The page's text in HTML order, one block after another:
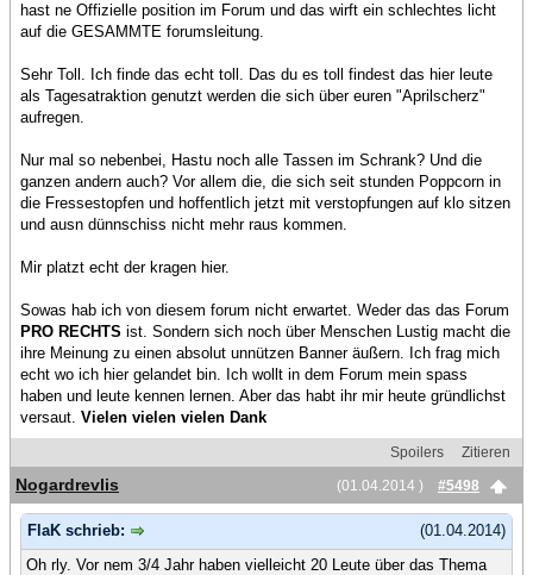
hast ne Offizielle position im Forum und das wirft ein schlechtes licht
auf die GESAMMTE forumsleitung.
Sehr Toll. Ich finde das echt toll. Das du es toll findest das hier leute
als Tagesatraktion genutzt werden die sich über euren "Aprilscherz"
aufregen.
Nur mal so nebenbei, Hastu noch alle Tassen im Schrank? Und die
ganzen andern auch? Vor allem die, die sich seit stunden Poppcorn in
die Fressestopfen und hoffentlich jetzt mit verstopfungen auf klo sitzen
und ausn dünnschiss nicht mehr raus kommen.
Mir platzt echt der kragen hier.
Sowas hab ich von diesem forum nicht erwartet. Weder das das Forum
PRO RECHTS ist. Sondern sich noch über Menschen Lustig macht die
ihre Meinung zu einen absolut unnützen Banner äußern. Ich frag mich
echt wo ich hier gelandet bin. Ich wollt in dem Forum mein spass
haben und leute kennen lernen. Aber das habt ihr mir heute gründlichst
versaut. Vielen vielen vielen Dank
Spoilers
Zitieren
(01.04.2014 )
#5498
Nogardrevlis
(01.04.2014)
FlaK schrieb:
Oh rly. Vor nem 3/4 Jahr haben vielleicht 20 Leute über das Thema